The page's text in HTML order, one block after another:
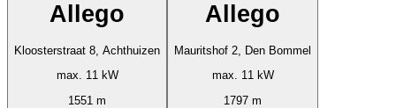
Allego
Kloosterstraat 8, Achthuizen
max. 11 kW
1551 m
Allego
Mauritshof 2, Den Bommel
max. 11 kW
1797 m